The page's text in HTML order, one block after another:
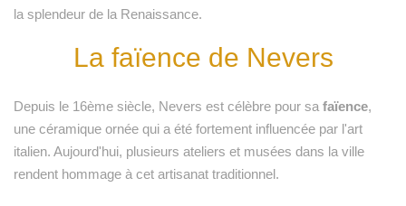
la splendeur de la Renaissance.
La faïence de Nevers
Depuis le 16ème siècle, Nevers est célèbre pour sa faïence,
une céramique ornée qui a été fortement influencée par l'art
italien. Aujourd'hui, plusieurs ateliers et musées dans la ville
rendent hommage à cet artisanat traditionnel.